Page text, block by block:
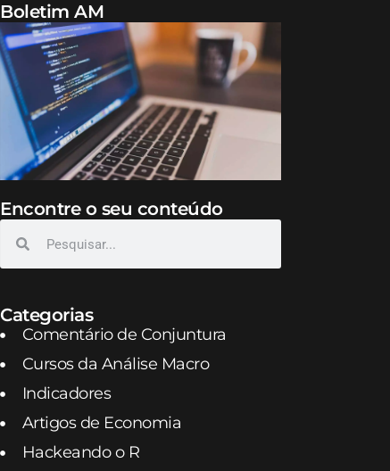
Boletim AM
Encontre o seu conteúdo
Categorias
Comentário de Conjuntura
Cursos da Análise Macro
Indicadores
Artigos de Economia
Hackeando o R